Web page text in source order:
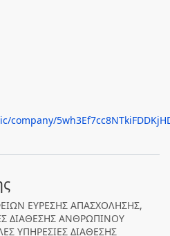
ΕΥΡΕΣΗΣ ΑΠΑΣΧΟΛΗΣΗΣ,
ΔΙΑΘΕΣΗΣ ΑΝΘΡΩΠΙΝΟΥ
ΥΠΗΡΕΣΙΕΣ ΔΙΑΘΕΣΗΣ